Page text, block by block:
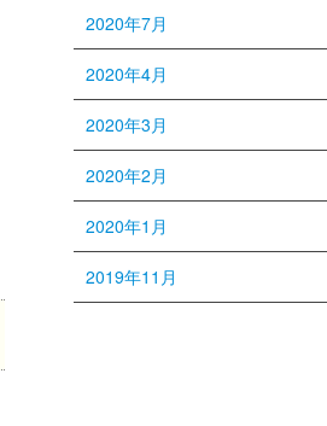
2020年7月
2020年4月
2020年3月
2020年2月
2020年1月
2019年11月